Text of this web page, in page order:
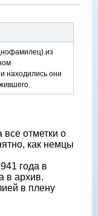
находились они
отметки о
как немцы
года в
в архив.
в плену